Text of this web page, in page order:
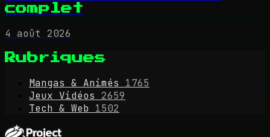
complet
4 août 2026
Rubriques
Mangas & Animés
1765
Jeux Vidéos
2659
Tech & Web 1502